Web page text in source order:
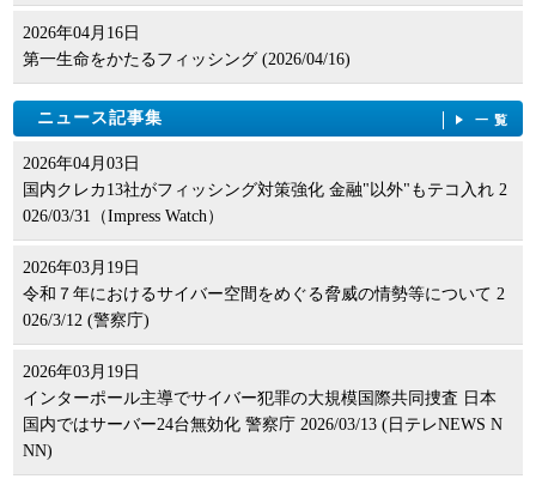
2010年06月08日
第7回：ISPにとってはDNSポイズニングの脅威も大きい――日本
インターネットプロバイダー協会
第6回：攻撃側の環境はそろっている。防御とユーザーのリテラ
シー向上が重要――日本ベリサイン株式会社
2010年02月10日
第5回：海外でも多様化するフィッシング被害――RSAセキュリ
ティ
2009年03月27日
NEWS LETTER No. 16:フィッシング対策への事業者の取組／株
式会社ニーモニックセキュリティ
2009年03月02日
が考慮すべき要件のご紹介
2009年02月02日
NEWS LETTER No. 14:インターネットバンキングだけではあり
ません ～ フィッシング詐欺で偽装されるブランドに見る日本の
特異性 ～
NEWS LETTER No. 13:フィッシングやID盗難に悪用されうる脆
弱性
NEWS LETTER No. 7:Google Chromeのフィッシング対策機能
2008年10月06日
NEWS LETTER No. 6:フィッシング対策への事業者の取組／株式
会社カスペルスキーラブスジャパン
2008年09月02日
NEWS LETTER No. 5:ブラウザによるフィッシング対策技術
NEWS LETTER No. 4:特定電子メール法・割賦販売法改正とフィ
ッシング
2008年07月12日
NEWS LETTER No. 3:電子メールを悪用した個人情報収集の手口
2008年06月30日
NEWS LETTER No.2：APWG CeCOS II 特集（2）の掲載
2026年04月16日
第一生命をかたるフィッシング (2026/04/16)
ニュース記事集 一覧
2026年04月03日
国内クレカ13社がフィッシング対策強化 金融"以外"もテコ入れ 2
026/03/31（Impress Watch）
2026年03月19日
令和７年におけるサイバー空間をめぐる脅威の情勢等について 2
026/3/12 (警察庁)
2026年03月19日
インターポール主導でサイバー犯罪の大規模国際共同捜査 日本
国内ではサーバー24台無効化 警察庁 2026/03/13 (日テレNEWS N
NN)